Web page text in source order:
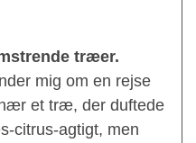
træer.
mig om en rejse
et træ, der duftede
citrus-agtigt, men